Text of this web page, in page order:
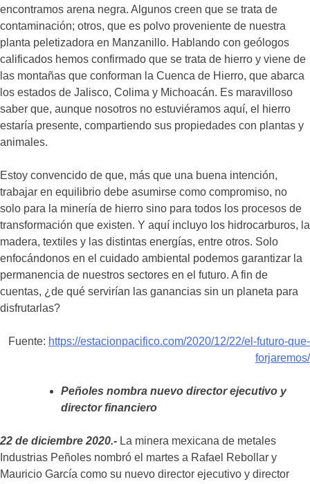
encontramos arena negra. Algunos creen que se trata de
contaminación; otros, que es polvo proveniente de nuestra
planta peletizadora en Manzanillo. Hablando con geólogos
calificados hemos confirmado que se trata de hierro y viene de
las montañas que conforman la Cuenca de Hierro, que abarca
los estados de Jalisco, Colima y Michoacán. Es maravilloso
saber que, aunque nosotros no estuviéramos aquí, el hierro
estaría presente, compartiendo sus propiedades con plantas y
animales.
Estoy convencido de que, más que una buena intención,
trabajar en equilibrio debe asumirse como compromiso, no
solo para la minería de hierro sino para todos los procesos de
transformación que existen. Y aquí incluyo los hidrocarburos, la
madera, textiles y las distintas energías, entre otros. Solo
enfocándonos en el cuidado ambiental podemos garantizar la
permanencia de nuestros sectores en el futuro. A fin de
cuentas, ¿de qué servirían las ganancias sin un planeta para
disfrutarlas?
Fuente: https://estacionpacifico.com/2020/12/22/el-futuro-que-
forjaremos/
Peñoles nombra nuevo director ejecutivo y
director financiero
22 de diciembre 2020.- La minera mexicana de metales
Industrias Peñoles nombró el martes a Rafael Rebollar y
Mauricio García como su nuevo director ejecutivo y director